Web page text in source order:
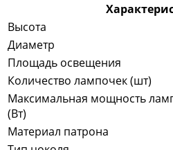
Высота
Диаметр
Площадь освещения
Количество лампочек (шт)
Максимальная мощность
(Вт)
Материал патрона